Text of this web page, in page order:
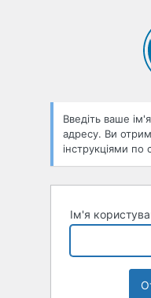
Введіть ваше
адресу. Ви
інструкціями
Ім'я